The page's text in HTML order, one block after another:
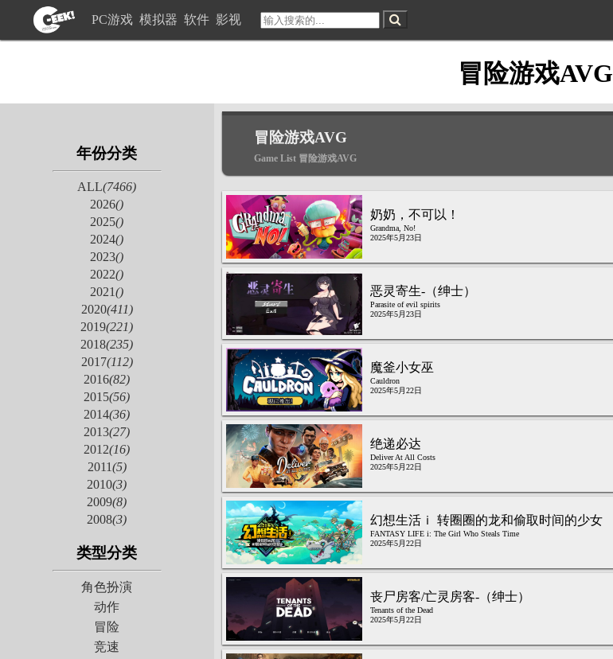
PC游戏 模拟器 软件 影视
冒险游戏AVG
年份分类
ALL(7466)
2026()
2025()
2024()
2023()
2022()
2021()
2020(411)
2019(221)
2018(235)
2017(112)
2016(82)
2015(56)
2014(36)
2013(27)
2012(16)
2011(5)
2010(3)
2009(8)
2008(3)
类型分类
角色扮演
动作
冒险
竞速
冒险游戏AVG
Game List 冒险游戏AVG
奶奶，不可以！
Grandma, No!
2025年5月23日
恶灵寄生-（绅士）
Parasite of evil spirits
2025年5月23日
魔釜小女巫
Cauldron
2025年5月22日
绝递必达
Deliver At All Costs
2025年5月22日
幻想生活ｉ 转圈圈的龙和偷取时间的少女
FANTASY LIFE i: The Girl Who Steals Time
2025年5月22日
丧尸房客/亡灵房客-（绅士）
Tenants of the Dead
2025年5月22日